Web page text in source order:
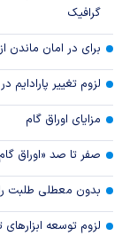
گرافیک
برای در امان ماندن
لزوم تغییر
مزایای اوراق گام
صفر تا صد «اوراق
بدون معطلی طلبت
لزوم توسعه